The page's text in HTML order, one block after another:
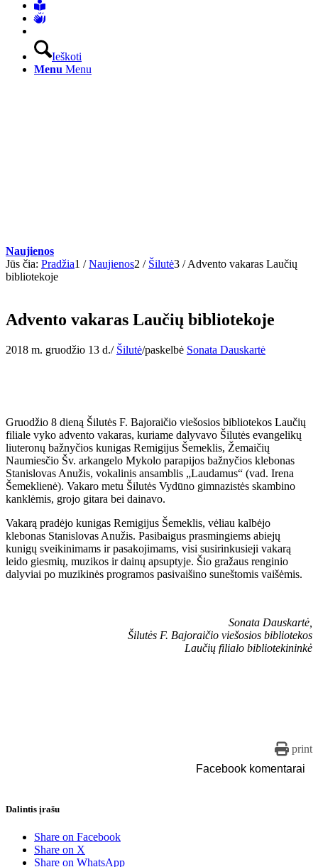
Ieškoti
Menu Menu
Naujienos
Jūs čia: Pradžia1 / Naujienos2 / Šilutė3 / Advento vakaras Laučių
bibliotekoje
Advento vakaras Laučių bibliotekoje
2018 m. gruodžio 13 d./ Šilutė/paskelbė Sonata Dauskartė
Gruodžio 8 dieną Šilutės F. Bajoraičio viešosios bibliotekos Laučių
filiale vyko advento vakaras, kuriame dalyvavo Šilutės evangelikų
liuteronų bažnyčios kunigas Remigijus Šemeklis, Žemaičių
Naumiesčio Šv. arkangelo Mykolo parapijos bažnyčios klebonas
Stanislovas Anužis, vokalinis ansamblis „Laudamus“ (vad. Irena
Šemeklienė). Vakaro metu Šilutės Vydūno gimnazistės skambino
kanklėmis, grojo gitara bei dainavo.
Vakarą pradėjo kunigas Remigijus Šemeklis, vėliau kalbėjo
klebonas Stanislovas Anužis. Pasibaigus prasmingiems abiejų
kunigų sveikinimams ir pasakojimams, visi susirinkusieji vakarą
leido giesmių, muzikos ir dainų apsuptyje. Šio gražaus renginio
dalyviai po muzikinės programos pasivaišino suneštomis vaišėmis.
Sonata Dauskartė,
Šilutės F. Bajoraičio viešosios bibliotekos
Laučių filialo bibliotekininkė
print
Facebook komentarai
Dalintis įrašu
Share on Facebook
Share on X
Share on WhatsApp